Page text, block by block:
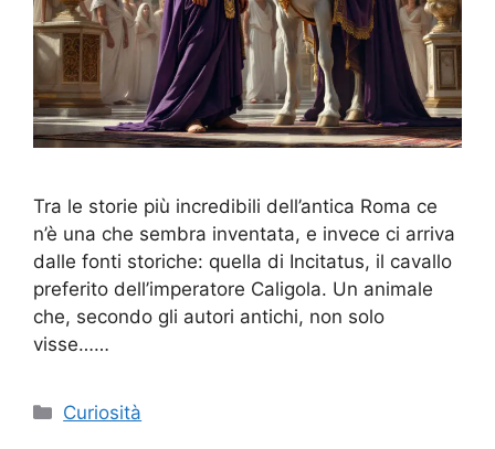
Tra le storie più incredibili dell’antica Roma ce
n’è una che sembra inventata, e invece ci arriva
dalle fonti storiche: quella di Incitatus, il cavallo
preferito dell’imperatore Caligola. Un animale
che, secondo gli autori antichi, non solo
visse……
Categorie
Curiosità